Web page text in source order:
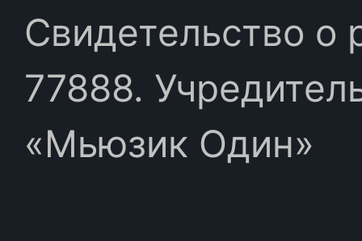
Свидетельство
77888.
«Мьюзик Один»